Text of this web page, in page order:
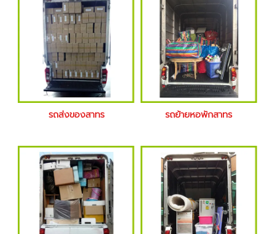
รถส่งของสาทร รถย้ายหอพักสาทร